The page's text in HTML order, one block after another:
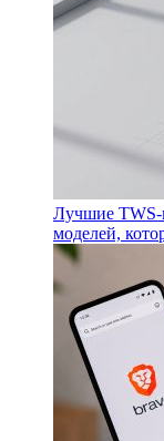
Лучшие TWS-
моделей,